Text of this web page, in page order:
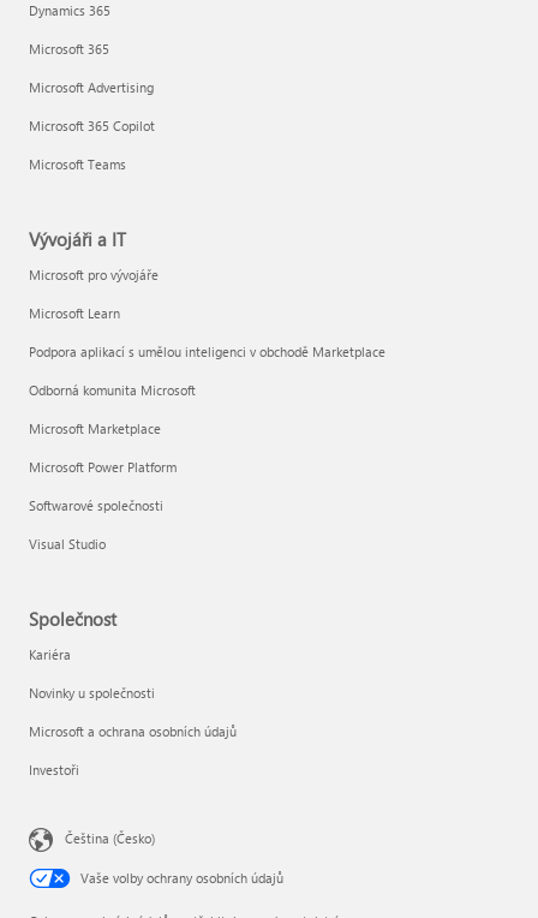
Dynamics 365
Microsoft 365
Microsoft Advertising
Microsoft 365 Copilot
Microsoft Teams
Vývojáři a IT
Microsoft pro vývojáře
Microsoft Learn
Podpora aplikací s umělou inteligenci v obchodě Marketplace
Odborná komunita Microsoft
Microsoft Marketplace
Microsoft Power Platform
Softwarové společnosti
Visual Studio
Společnost
Kariéra
Novinky u společnosti
Microsoft a ochrana osobních údajů
Investoři
Čeština (Česko)
Vaše volby ochrany osobních údajů